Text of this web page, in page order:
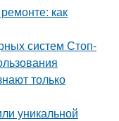
как
систем Стоп-
только
уникальной